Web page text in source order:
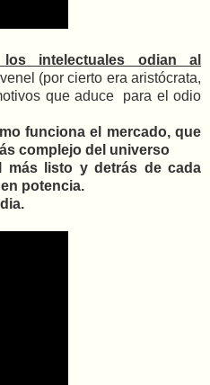
intelectuales odian al
(por cierto era aristócrata,
que aduce para el odio
funciona el mercado, que
complejo del universo
más listo y detrás de cada
potencia.